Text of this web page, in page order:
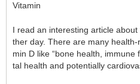
Vitamin
I read an interesting article
ther day. There are many
min D like “bone health,
tal health and potentially